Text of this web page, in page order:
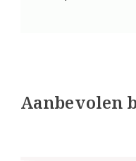
Aanbevolen